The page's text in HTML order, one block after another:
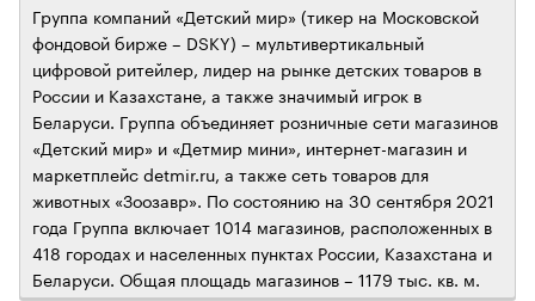
Группа компаний «Детский мир» (тикер на Московской
фондовой бирже – DSKY) – мультивертикальный
цифровой ритейлер, лидер на рынке детских товаров в
России и Казахстане, а также значимый игрок в
Беларуси. Группа объединяет розничные сети магазинов
«Детский мир» и «Детмир мини», интернет-магазин и
маркетплейс detmir.ru, а также сеть товаров для
животных «Зоозавр». По состоянию на 30 сентября 2021
года Группа включает 1014 магазинов, расположенных в
418 городах и населенных пунктах России, Казахстана и
Беларуси. Общая площадь магазинов – 1179 тыс. кв. м.